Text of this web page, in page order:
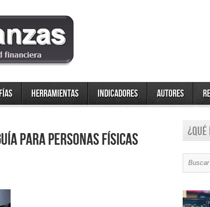
Herramientas Indicadores Autores
para Personas Físicas